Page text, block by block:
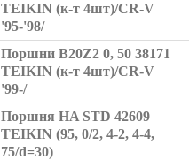
TEIKIN (к-т 4шт)/CR-V
'95-'98/
Поршни B20Z2 0, 50 38171
TEIKIN (к-т 4шт)/CR-V
'99-/
Поршня HA STD 42609
TEIKIN (95, 0/2, 4-2, 4-4,
75/d=30)